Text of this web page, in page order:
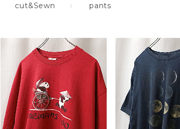
cut&Sewn pants